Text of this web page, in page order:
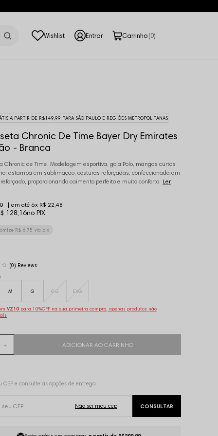
0
A PARTIR DE R$149,99 PARA SÃO PAULO E REGIÕES METROPOLITANAS
Chronic De Time Bayer Dry Emirates
- Branca
Chronic de Time, Modelagem esportiva, gola Polo, mangas curtas
estampa em sublimação, costuras reforçadas, confeccionada em
proporcionando caimento perfeito e muito conforto. Ler
128,16no PIX
6x R$ 22,48
R$ 6,75 via pix
(0)
M G GG EXG
VZ10 para 10%OFF na sua primeira compra, apenas produtos não